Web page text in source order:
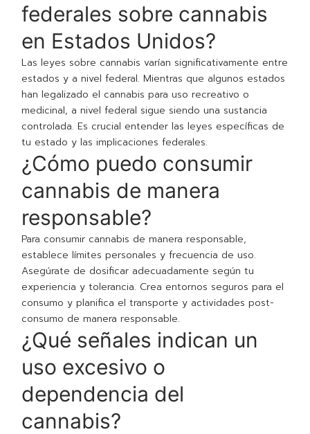
federales sobre cannabis
en Estados Unidos?
Las leyes sobre cannabis varían significativamente entre
estados y a nivel federal. Mientras que algunos estados
han legalizado el cannabis para uso recreativo o
medicinal, a nivel federal sigue siendo una sustancia
controlada. Es crucial entender las leyes específicas de
tu estado y las implicaciones federales.
¿Cómo puedo consumir
cannabis de manera
responsable?
Para consumir cannabis de manera responsable,
establece límites personales y frecuencia de uso.
Asegúrate de dosificar adecuadamente según tu
experiencia y tolerancia. Crea entornos seguros para el
consumo y planifica el transporte y actividades post-
consumo de manera responsable.
¿Qué señales indican un
uso excesivo o
dependencia del
cannabis?